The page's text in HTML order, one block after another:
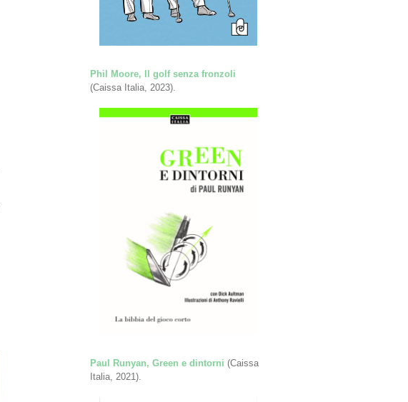
Phil Moore, Il golf senza fronzoli
(Caissa Italia, 2023).
Paul Runyan, Green e dintorni (Caissa
Italia, 2021).